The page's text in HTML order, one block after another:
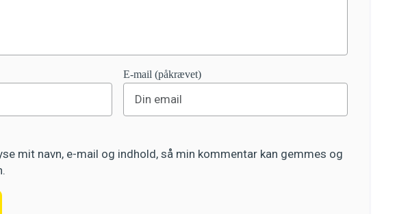
E-mail (påkrævet)
mit navn, e-mail og indhold, så min kommentar kan gemmes og